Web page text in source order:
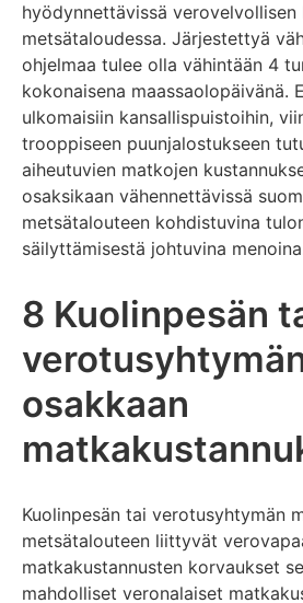
hyödynnettävissä verovelvollisen
metsätaloudessa. Järjestettyä
ohjelmaa tulee olla vähintään 4
kokonaisena maassaolopäivänä.
ulkomaisiin kansallispuistoihin,
trooppiseen puunjalostukseen
aiheutuvien matkojen
osaksikaan vähennettävissä
metsätalouteen kohdistuvina
säilyttämisestä johtuvina
8 Kuolinpesän
osakkaan
Kuolinpesän tai verotusyhtymän
metsätalouteen liittyvät
matkakustannusten korvaukset
mahdolliset veronalaiset